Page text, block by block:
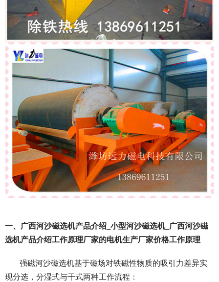
一、广西河沙磁选机产品介绍_小型河沙磁选机_广西河沙磁
选机产品介绍工作原理厂家的电机生产厂家价格工作原理
强磁河沙磁选机基于磁场对铁磁性物质的吸引力差异实
现分选，分湿式与干式两种工作流程：